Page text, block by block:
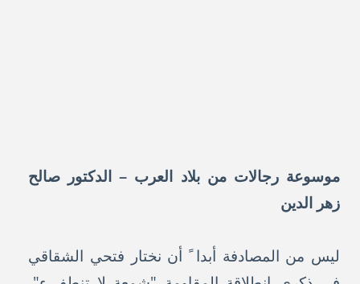
موسوعة رجالات من بلاد العرب – الدكتور صالح
زهر الدين
ليس من المصادفة أبدا ً أن نختار فتحي الشقاقي